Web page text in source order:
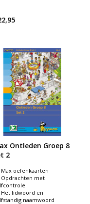
Ontleden Groep 8
2
Max oefenkaarten
Opdrachten met
Het lidwoord en
naamwoord